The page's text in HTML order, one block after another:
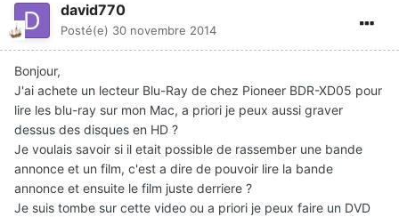
david770
Posté(e) 30 novembre 2014
Bonjour,
J'ai achete un lecteur Blu-Ray de chez Pioneer BDR-XD05 pour
lire les blu-ray sur mon Mac, a priori je peux aussi graver
dessus des disques en HD ?
Je voulais savoir si il etait possible de rassember une bande
annonce et un film, c'est a dire de pouvoir lire la bande
annonce et ensuite le film juste derriere ?
Je suis tombe sur cette video ou a priori je peux faire un DVD